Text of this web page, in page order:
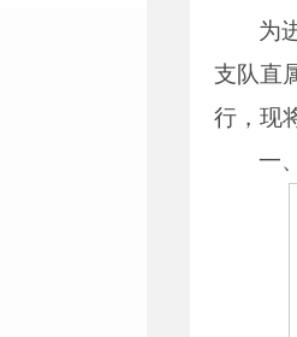
为
支队直
行，现
一